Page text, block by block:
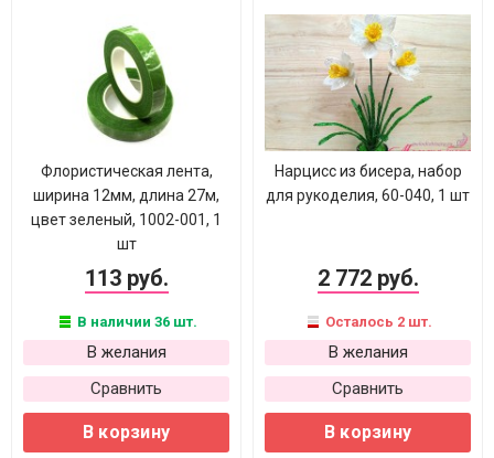
Флористическая лента,
ширина 12мм, длина 27м,
цвет зеленый, 1002-001, 1
шт
113 руб.
В наличии 36 шт.
В желания
Сравнить
В корзину
Нарцисс из бисера, набор
для рукоделия, 60-040, 1 шт
2 772 руб.
Осталось 2 шт.
В желания
Сравнить
В корзину